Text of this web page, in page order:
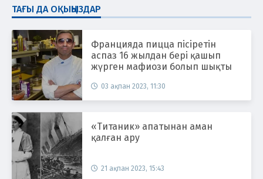
ТАҒЫ ДА ОҚЫҢЫЗДАР
Францияда пицца пісіретін
аспаз 16 жылдан бері қашып
жүрген мафиози болып шықты
03 ақпан 2023, 11:30
«Титаник» апатынан аман
қалған ару
21 ақпан 2023, 15:43